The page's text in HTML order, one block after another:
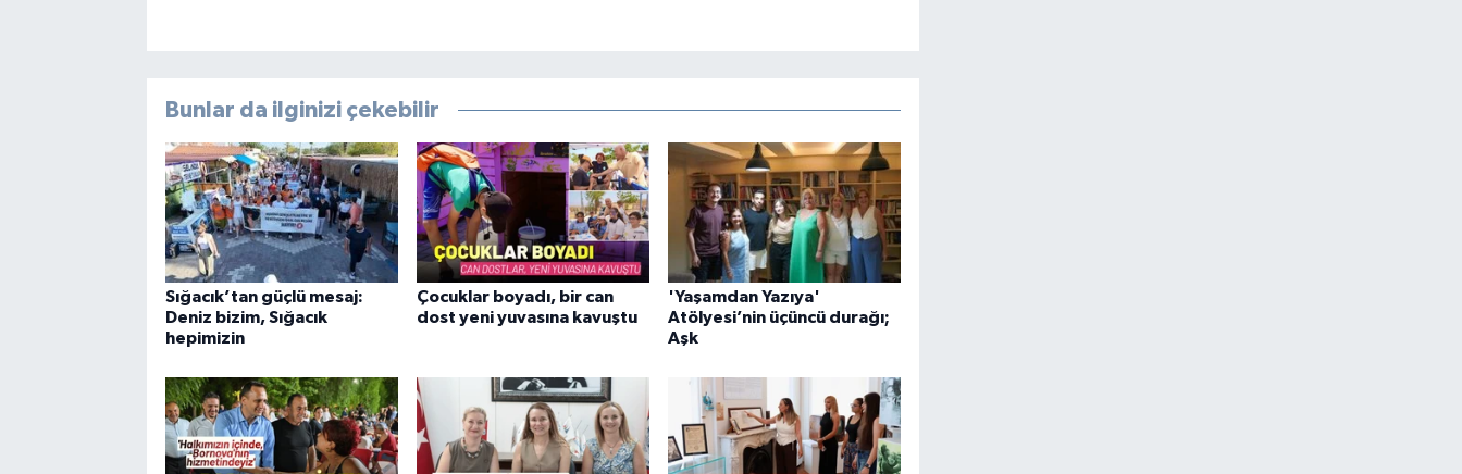
Bunlar da ilginizi çekebilir
Sığacık’tan güçlü mesaj:
Deniz bizim, Sığacık
hepimizin
Çocuklar boyadı, bir can
dost yeni yuvasına kavuştu
'Yaşamdan Yazıya'
Atölyesi’nin üçüncü durağı;
Aşk